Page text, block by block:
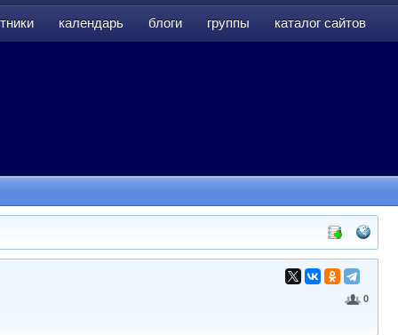
календарь блоги группы каталог сайтов
0